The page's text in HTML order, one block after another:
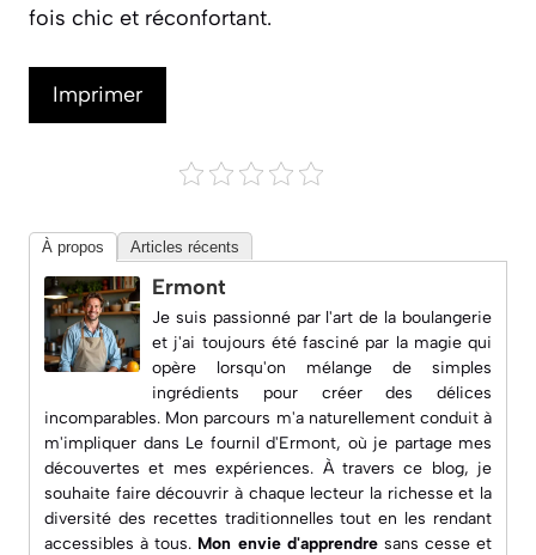
fois chic et réconfortant.
Imprimer
À propos Articles récents
Ermont
Je suis passionné par l'art de la boulangerie
et j'ai toujours été fasciné par la magie qui
opère lorsqu'on mélange de simples
ingrédients pour créer des délices
incomparables. Mon parcours m'a naturellement conduit à
m'impliquer dans Le fournil d'Ermont, où je partage mes
découvertes et mes expériences. À travers ce blog, je
souhaite faire découvrir à chaque lecteur la richesse et la
diversité des recettes traditionnelles tout en les rendant
accessibles à tous. Mon envie d'apprendresans cesse et